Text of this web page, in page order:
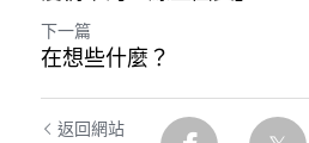
下一篇
在想些什麼？
返回網站